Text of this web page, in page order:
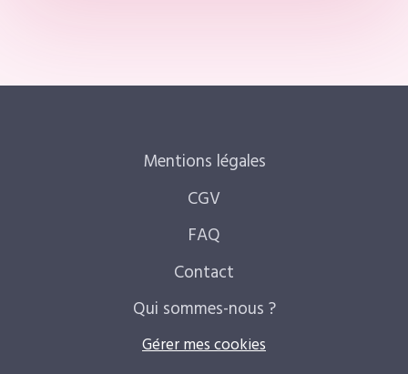
Mentions légales
CGV
FAQ
Contact
Qui sommes-nous ?
Gérer mes cookies